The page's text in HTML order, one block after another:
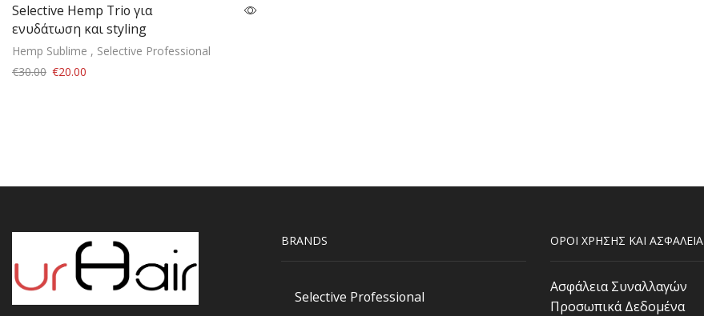
Selective Hemp Trio για
ενυδάτωση και styling
Hemp Sublime , Selective Professional
€30.00 €20.00
BRANDS
Selective Professional
ΟΡΟΙ ΧΡΗΣΗΣ ΚΑΙ ΑΣΦΑΛΕΙΑ
Ασφάλεια Συναλλαγών
Προσωπικά Δεδομένα